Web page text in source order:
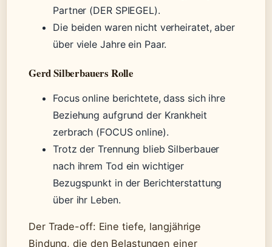
Partner (DER SPIEGEL).
Die beiden waren nicht verheiratet, aber
über viele Jahre ein Paar.
Gerd Silberbauers Rolle
Focus online berichtete, dass sich ihre
Beziehung aufgrund der Krankheit
zerbrach (FOCUS online).
Trotz der Trennung blieb Silberbauer
nach ihrem Tod ein wichtiger
Bezugspunkt in der Berichterstattung
über ihr Leben.
Der Trade-off: Eine tiefe, langjährige
Bindung, die den Belastungen einer